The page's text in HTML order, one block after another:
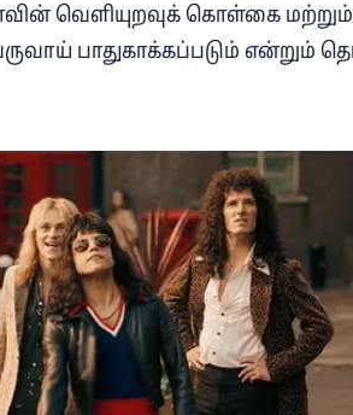
வெளியுறவுக் கொள்கை
பாதுகாக்கப்படும் என்றும்